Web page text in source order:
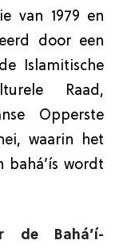
van 1979 en
door een
Islamitische
Raad,
Opperste
waarin het
bahá’ís wordt
de Bahá’í-